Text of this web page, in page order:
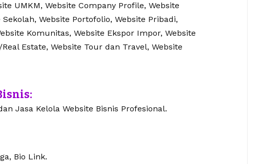
UMKM, Website Company Profile, Website
Website Portofolio, Website Pribadi,
Komunitas, Website Ekspor Impor, Website
Estate, Website Tour dan Travel, Website
Jasa Kelola Website Bisnis Profesional.
Bio Link.